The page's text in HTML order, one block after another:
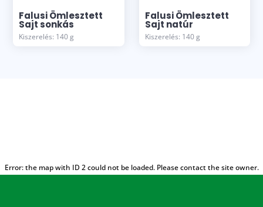
Falusi Ömlesztett
Sajt sonkás
Kiszerelés: 140 g
Falusi Ömlesztett
Sajt natúr
Kiszerelés: 140 g
Error: the map with ID 2 could not be loaded. Please contact the site owner.